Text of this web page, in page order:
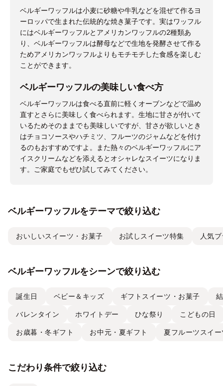
ベルギーワッフルは小麦に砂糖や牛乳などを混ぜて作るヨ
ーロッパで生まれた伝統的な焼き菓子です。実はワッフル
にはベルギーワッフルとアメリカンワッフルの2種類あ
り、ベルギーワッフルは酵母などで生地を発酵させて作る
ためアメリカンワッフルよりもモチモチした食感を楽しむ
ことができます。
ベルギーワッフルの美味しい食べ方
ベルギーワッフルは食べる直前に軽くオーブンなどで温め
直すとさらに美味しく食べられます。生地に甘さが付いて
いるためそのままでも美味しいですが、甘さが欲しいとき
はチョコソースやハチミツ、フルーツのジャムなどを付け
るのもおすすめですよ。また熱々のベルギーワッフルにア
イスクリームなどを添えるとオシャレなスイーツになりま
す。ご家庭でもぜひ試してみてください。
ベルギーワッフルをテーマで絞り込む
おいしいスイーツ・お菓子 お試しスイーツ特集 人気
ベルギーワッフルをシーンで絞り込む
誕生日 ベビー＆キッズ ギフトスイーツ・お菓子
バレンタイン ホワイトデー ひな祭り こどもの日
お歳暮・冬ギフト お中元・夏ギフト 夏フルーツスイ
こだわり条件で絞り込む